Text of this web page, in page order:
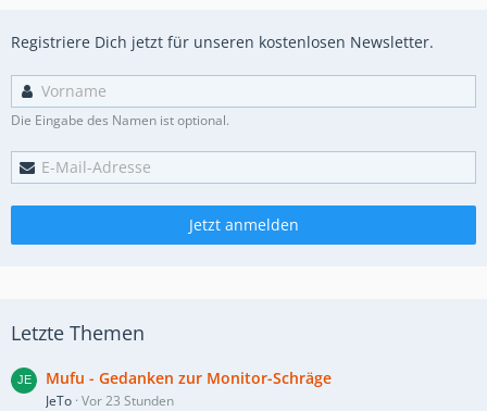
Registriere Dich jetzt für unseren kostenlosen Newsletter.
Die Eingabe des Namen ist optional.
Jetzt anmelden
Letzte Themen
Mufu - Gedanken zur Monitor-Schräge
JeTo Vor 23 Stunden